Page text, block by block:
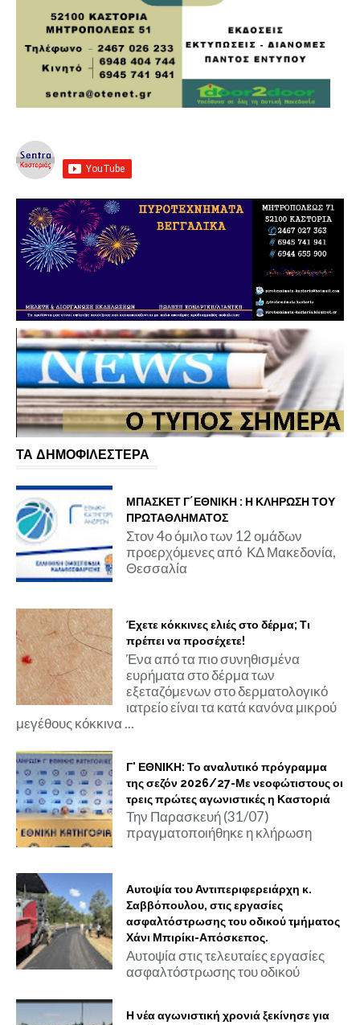
ΤΑ ΔΗΜΟΦΙΛΕΣΤΕΡΑ
ΜΠΑΣΚΕΤ Γ΄ΕΘΝΙΚΗ : Η ΚΛΗΡΩΣΗ ΤΟΥ
ΠΡΩΤΑΘΛΗΜΑΤΟΣ
Στον 4ο όμιλο των 12 ομάδων
προερχόμενες από ΚΔ Μακεδονία,
Θεσσαλία
Έχετε κόκκινες ελιές στο δέρμα; Τι
πρέπει να προσέχετε!
Ένα από τα πιο συνηθισμένα
ευρήματα στο δέρμα των
εξεταζόμενων στο δερματολογικό
ιατρείο είναι τα κατά κανόνα μικρού
μεγέθους κόκκινα ...
Γ' ΕΘΝΙΚΗ: Το αναλυτικό πρόγραμμα
της σεζόν 2026/27-Με νεοφώτιστους οι
τρεις πρώτες αγωνιστικές η Καστοριά
Την Παρασκευή (31/07)
πραγματοποιήθηκε η κλήρωση
Αυτοψία του Αντιπεριφερειάρχη κ.
Σαββόπουλου, στις εργασίες
ασφαλτόστρωσης του οδικού τμήματος
Χάνι Μπιρίκι-Απόσκεπος.
Αυτοψία στις τελευταίες εργασίες
ασφαλτόστρωσης του οδικού
Η νέα αγωνιστική χρονιά ξεκίνησε για